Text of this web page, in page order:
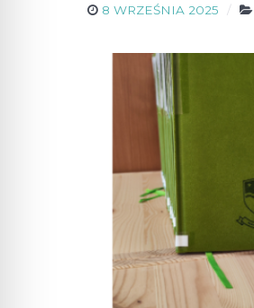
8 WRZEŚNIA 2025